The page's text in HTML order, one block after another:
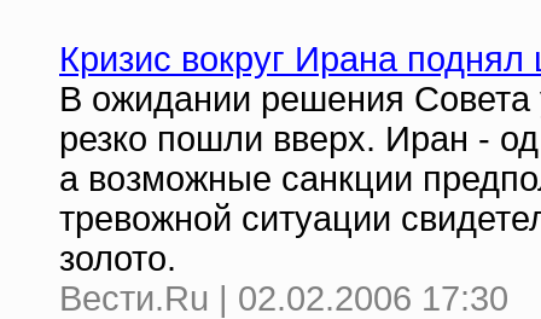
Кризис вокруг Ирана
В ожидании решения
резко пошли вверх. Иран -
а возможные санкции
тревожной ситуации
золото.
Вести.Ru | 02.02.2006 17:30